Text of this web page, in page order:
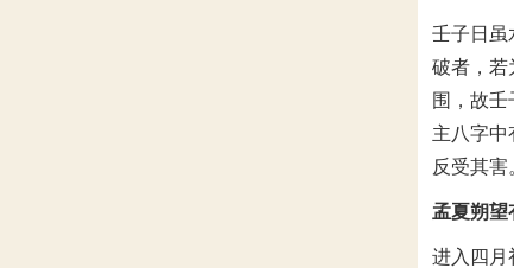
壬子日虽
破者，若
围，故
主八字中
反受其害
孟夏朔望
进入四月